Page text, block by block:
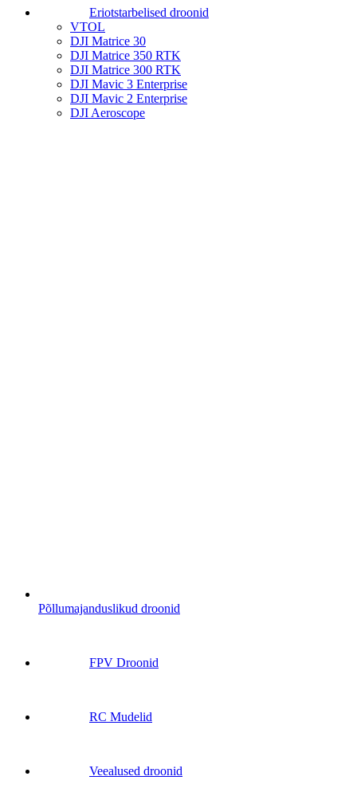
Eriotstarbelised droonid
VTOL
DJI Matrice 30
DJI Matrice 350 RTK
DJI Matrice 300 RTK
DJI Mavic 3 Enterprise
DJI Mavic 2 Enterprise
DJI Aeroscope
Põllumajanduslikud droonid
FPV Droonid
RC Mudelid
Veealused droonid